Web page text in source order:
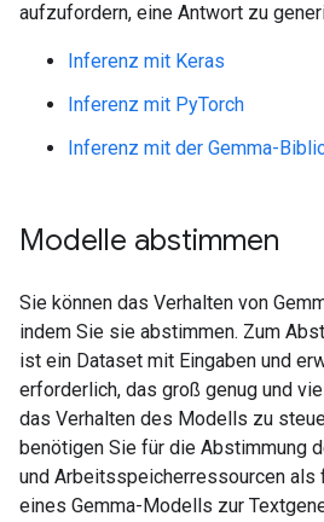
aufzufordern, eine Antwort zu
Inferenz mit Keras
Inferenz mit PyTorch
Inferenz mit der Gemma-
Modelle abstimmen
Sie können das Verhalten von
indem Sie sie abstimmen. Zum
ist ein Dataset mit Eingaben und
erforderlich, das groß genug und
das Verhalten des Modells zu
benötigen Sie für die Abstimmung
und Arbeitsspeicherressourcen als
eines Gemma-Modells zur